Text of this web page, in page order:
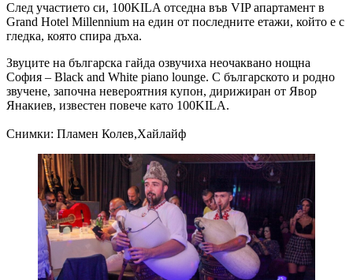
След участието си, 100KILA отседна във VIP апартамент в
Grand Hotel Millennium на един от последните етажи, който е с
гледка, която спира дъха.
Звуците на българска гайда озвучиха неочаквано нощна
София – Black and White piano lounge. С българското и родно
звучене, започна невероятния купон, дирижиран от Явор
Янакиев, известен повече като 100KILA.
Снимки: Пламен Колев,Хайлайф